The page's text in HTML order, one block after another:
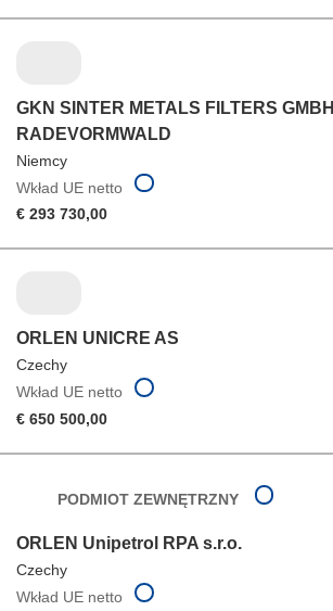
GKN SINTER METALS FILTERS GMBH
RADEVORMWALD
Niemcy
Wkład UE netto
€ 293 730,00
ORLEN UNICRE AS
Czechy
Wkład UE netto
€ 650 500,00
PODMIOT ZEWNĘTRZNY
ORLEN Unipetrol RPA s.r.o.
Czechy
Wkład UE netto